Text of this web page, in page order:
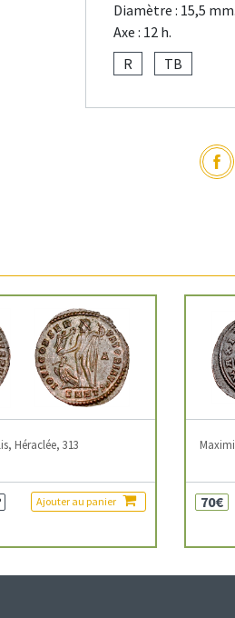
Diamètre : 15,5 mm.
Axe : 12 h.
R
TB
Héraclée, 313
Ajouter au panier 70€